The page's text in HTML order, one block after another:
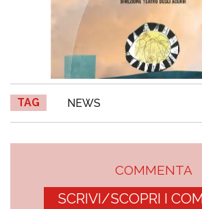
TAG NEWS
COMMENTA
SCRIVI/SCOPRI I